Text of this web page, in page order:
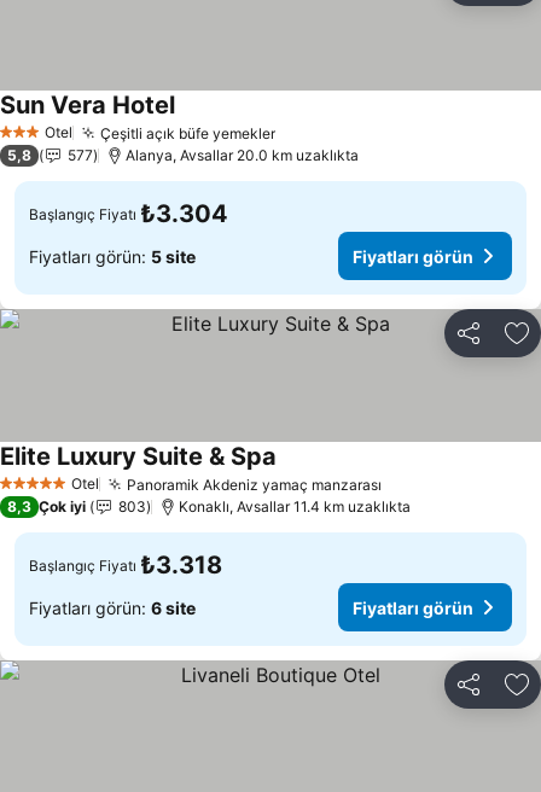
3 YıldızOtel Çeşitli açık büfe yemeklerFiyatları görün
Sun Vera HotelFiyatları görün
5,8 577 Alanya, Avsallar 20.0 km uzaklıkta
Başlangıç Fiyatı ₺3.304
Fiyatları görün: 5 site Fiyatları görün
Paylaş
5 Yıldız Otel Panoramik Akdeniz yamaç manzarası
Elite Luxury Suite & Spa
8,3 Çok iyi 803 Konaklı, Avsallar 11.4 km uzaklıkta
Başlangıç Fiyatı ₺3.318
Fiyatları görün: 6 site Fiyatları görün
Paylaş